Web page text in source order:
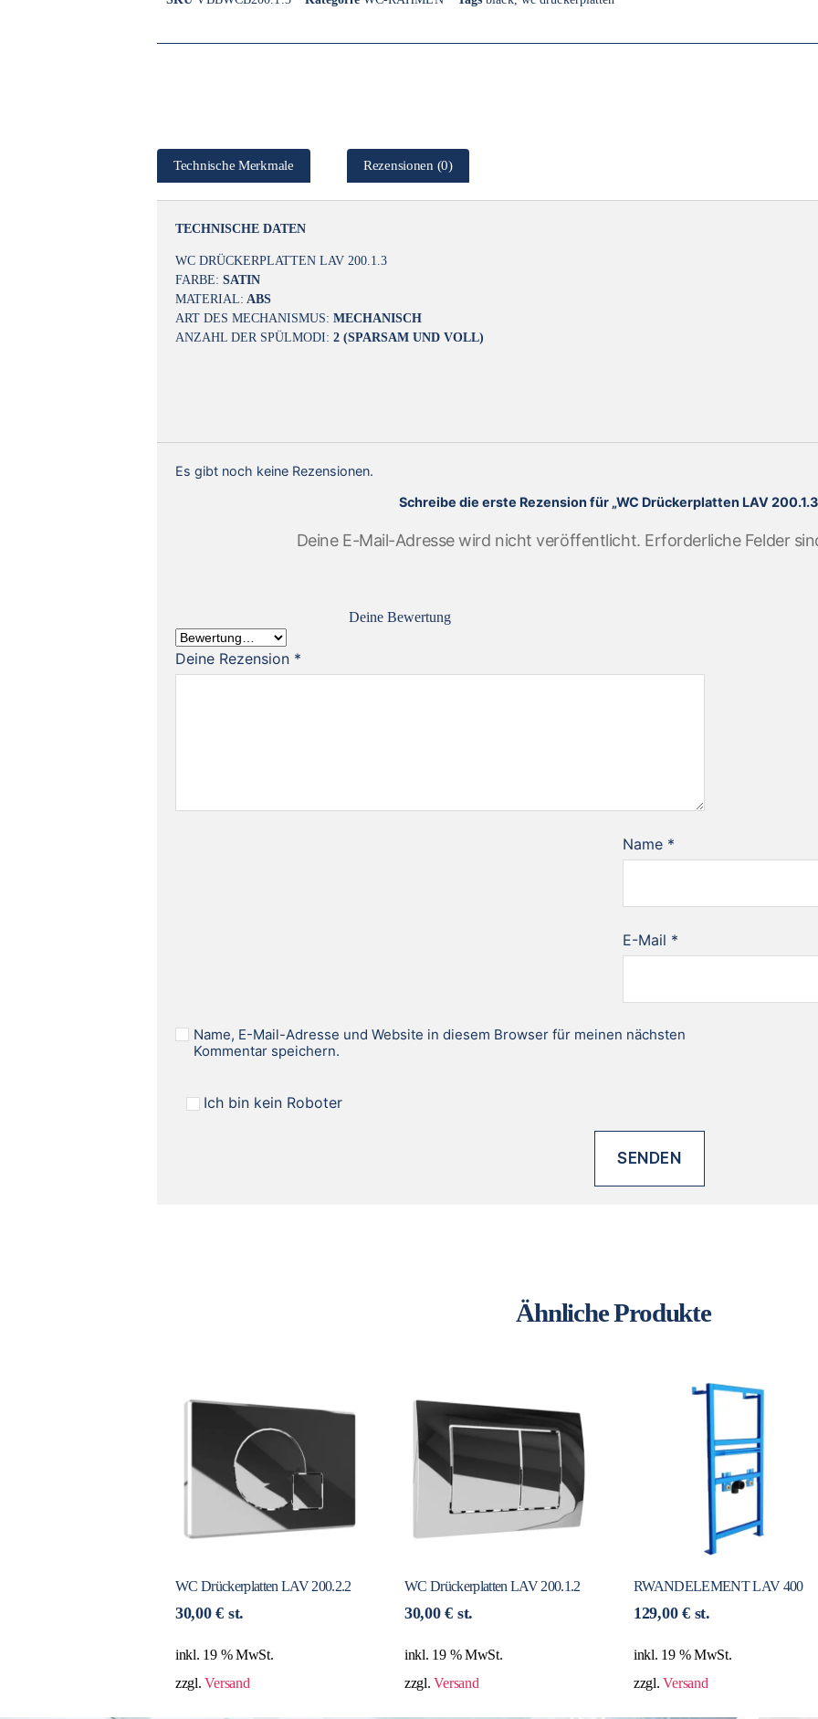
Technische Merkmale Rezensionen (0)
TECHNISCHE DATEN
WC DRÜCKERPLATTEN LAV 200.1.3
FARBE: SATIN
MATERIAL: ABS
ART DES MECHANISMUS: MECHANISCH
ANZAHL DER SPÜLMODI: 2 (SPARSAM UND VOLL)
Es gibt noch keine Rezensionen.
Schreibe die erste Rezension für „WC Drückerplatten LAV
Deine E-Mail-Adresse wird nicht veröffentlicht. Erforderliche Felder
Deine Bewertung
Deine Rezension *
Name *
E-Mail *
Name, E-Mail-Adresse und Website in diesem Browser für meinen nächsten
Kommentar speichern.
Ich bin kein Roboter
Ähnliche Produkte
WC Drückerplatten LAV 200.2.2
30,00€ st.
inkl. 19 % MwSt.
zzgl.Versand
WC Drückerplatten LAV 200.1.2
30,00€ st.
inkl. 19 % MwSt.
zzgl.Versand
RWANDELEMENT LAV 400
129,00€ st.
inkl. 19 % MwSt.
zzgl.Versand